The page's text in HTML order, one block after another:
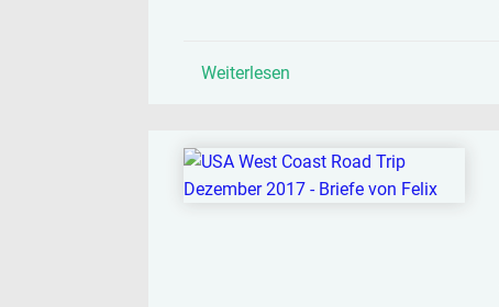
Weiterlesen